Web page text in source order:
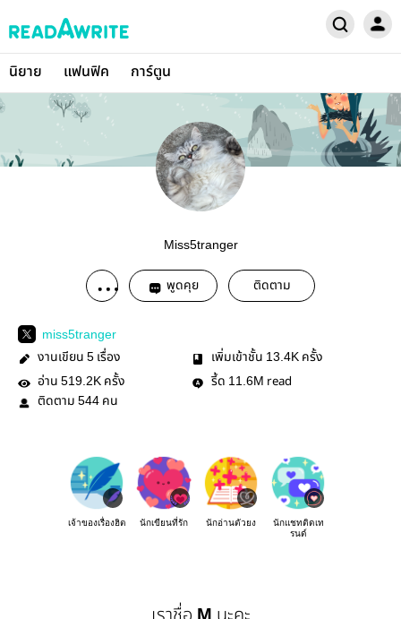
นิยาย แฟนฟิค การ์ตูน
Miss5tranger
พูดคุย ติดตาม
miss5tranger
งานเขียน 5 เรื่อง เพิ่มเข้าชั้น 13.4K ครั้ง
อ่าน 519.2K ครั้ง รี้ด 11.6M read
ติดตาม 544 คน
เจ้าของเรื่องฮิต นักเขียนที่รัก นักอ่านตัวยง
นักแชทติดเท
รนด์
M